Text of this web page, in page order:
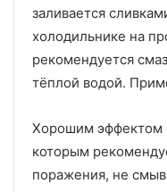
заливается
холодильнике на
рекомендуется
тёплой водой.
Хорошим эффектом
которым
поражения, не